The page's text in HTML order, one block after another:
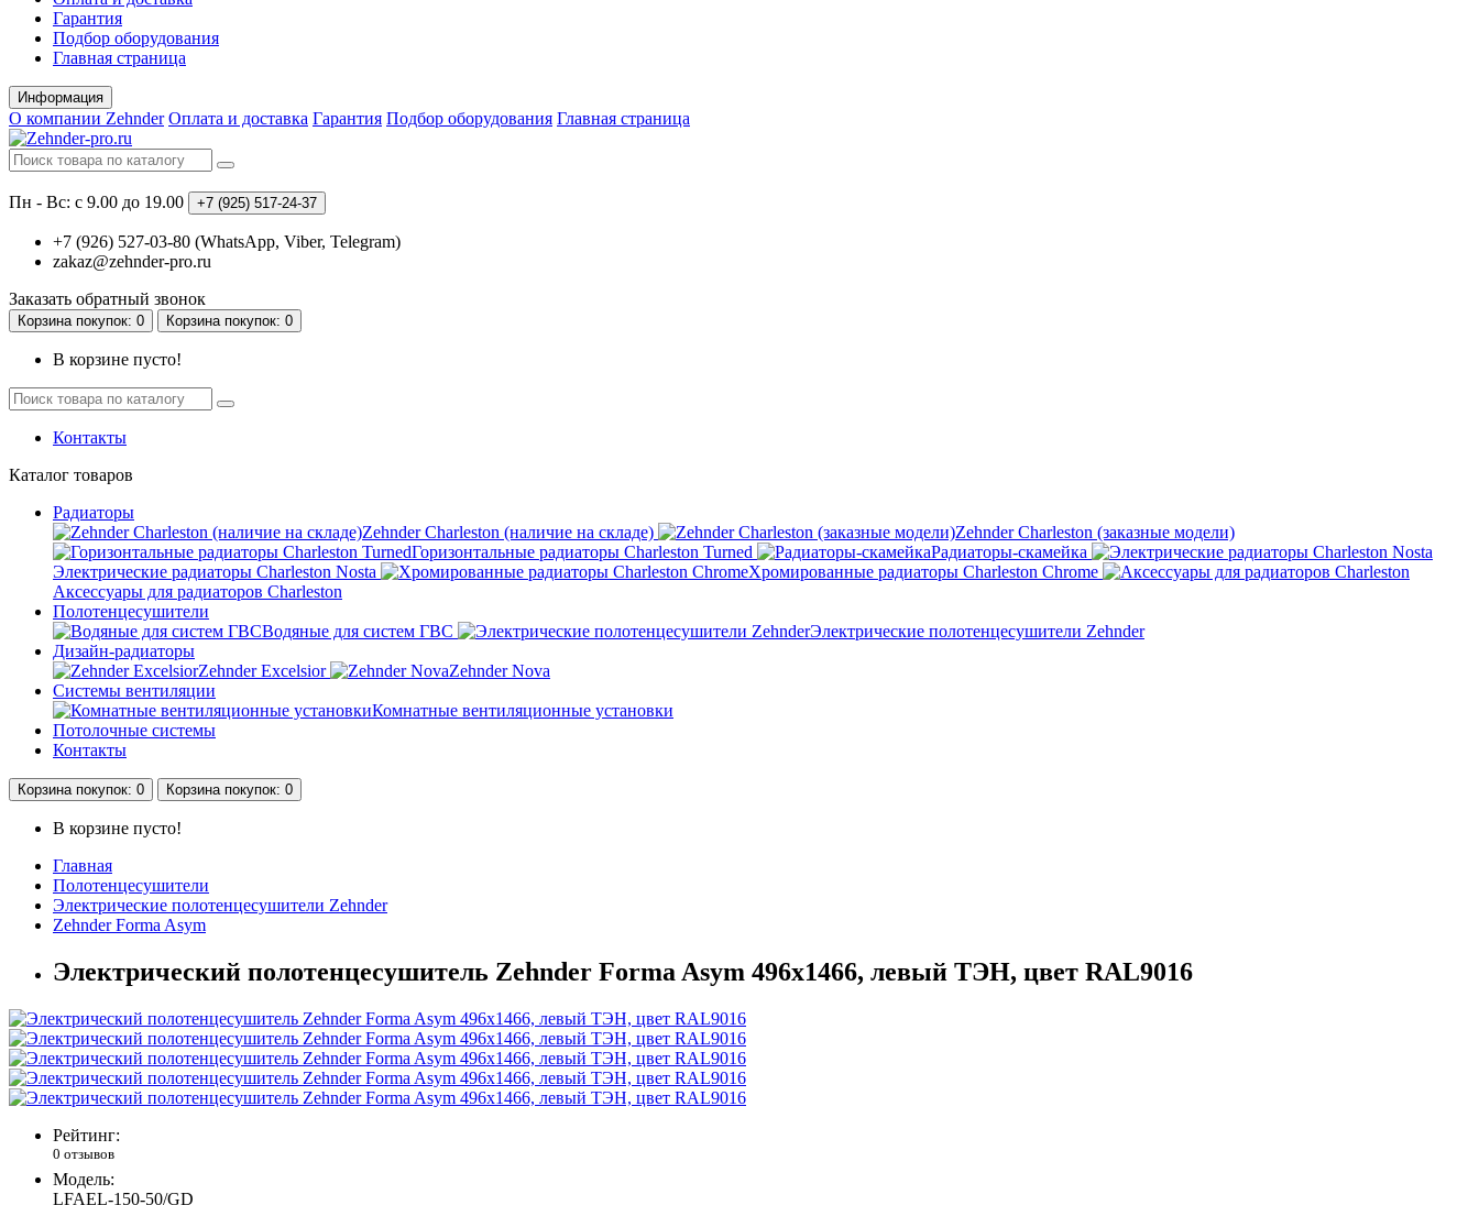
Гарантия
Подбор оборудования
Главная страница
Информация
О компании Zehnder Оплата и доставка Гарантия Подбор оборудования Главная страница
Пн - Вс: с 9.00 до 19.00 +7 (925) 517-24-37
+7 (926) 527-03-80 (WhatsApp, Viber, Telegram)
zakaz@zehnder-pro.ru
Заказать обратный звонок
Корзинапокупок: 0 Корзинапокупок: 0
В корзине пусто!
Контакты
Каталог товаров
Радиаторы
Zehnder Charleston (наличие на складе)
Zehnder Charleston (заказные модели)
Горизонтальные радиаторы Charleston Turned
Радиаторы-скамейка
Электрические радиаторы Charleston Nosta
Хромированные радиаторы Charleston Chrome
Аксессуары для радиаторов Charleston
Полотенцесушители
Водяные для систем ГВС
Электрические полотенцесушители Zehnder
Дизайн-радиаторы
Zehnder Excelsior
Zehnder Nova
Системы вентиляции
Комнатные вентиляционные установки
Потолочные системы
Контакты
Корзинапокупок: 0 Корзинапокупок: 0
В корзине пусто!
Главная
Полотенцесушители
Электрические полотенцесушители Zehnder
Zehnder Forma Asym
Электрический полотенцесушитель Zehnder Forma Asym 496х1466, левый ТЭН, цвет RAL9016
Рейтинг:
0 отзывов
Модель:
LFAEL-150-50/GD